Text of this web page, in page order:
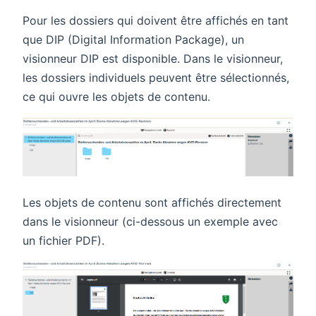
Pour les dossiers qui doivent être affichés en tant
que DIP (Digital Information Package), un
visionneur DIP est disponible. Dans le visionneur,
les dossiers individuels peuvent être sélectionnés,
ce qui ouvre les objets de contenu.
Les objets de contenu sont affichés directement
dans le visionneur (ci-dessous un exemple avec
un fichier PDF).